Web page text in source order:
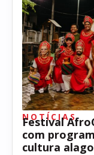
NOTÍCIAS
Festival
com
cultura